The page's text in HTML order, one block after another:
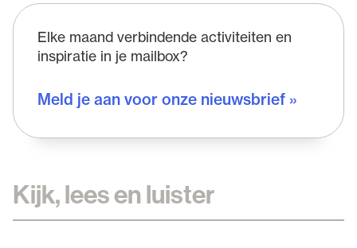
Elke maand verbindende activiteiten en
inspiratie in je mailbox?
Meld je aan voor onze nieuwsbrief »
Kijk, lees en luister